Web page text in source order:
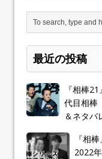
最近の投稿
『相棒
代目相棒
＆ネタバ
『相
2022